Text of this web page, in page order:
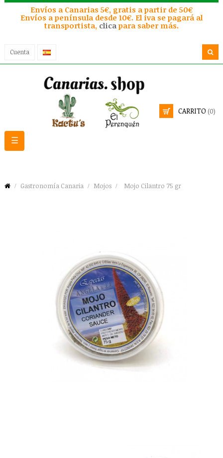
Envíos a Canarias 5€, gratis a partir de 50€
Envíos a península desde 10€. El iva se pagará al
transportista, clica para saber más.
Cuenta
CARRITO (0)
Navegación
de
☰
Gastronomía Canaria Mojos Mojo Cilantro 75 gr